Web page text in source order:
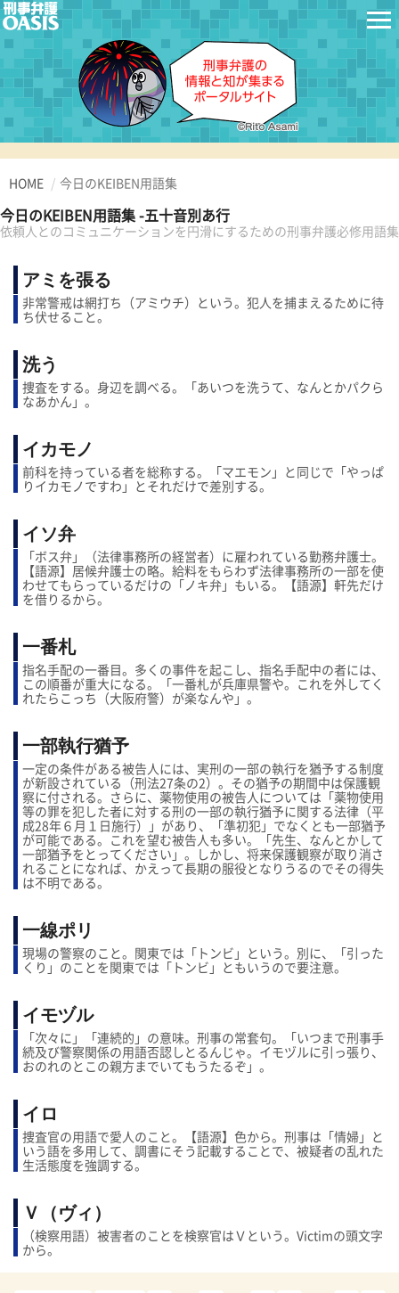
HOME 今日のKEIBEN用語集
今日のKEIBEN用語集 -五十音別あ行
依頼人とのコミュニケーションを円滑にするための刑事弁護必修用語集
アミを張る
非常警戒は網打ち（アミウチ）という。犯人を捕まえるために待
ち伏せること。
洗う
捜査をする。身辺を調べる。「あいつを洗うて、なんとかパクら
なあかん」。
イカモノ
前科を持っている者を総称する。「マエモン」と同じで「やっぱ
りイカモノですわ」とそれだけで差別する。
イソ弁
「ボス弁」（法律事務所の経営者）に雇われている勤務弁護士。
【語源】居候弁護士の略。給料をもらわず法律事務所の一部を使
わせてもらっているだけの「ノキ弁」もいる。【語源】軒先だけ
を借りるから。
一番札
指名手配の一番目。多くの事件を起こし、指名手配中の者には、
この順番が重大になる。「一番札が兵庫県警や。これを外してく
れたらこっち（大阪府警）が楽なんや」。
一部執行猶予
一定の条件がある被告人には、実刑の一部の執行を猶予する制度
が新設されている（刑法27条の2）。その猶予の期間中は保護観
察に付される。さらに、薬物使用の被告人については「薬物使用
等の罪を犯した者に対する刑の一部の執行猶予に関する法律（平
成28年６月１日施行）」があり、「準初犯」でなくとも一部猶予
が可能である。これを望む被告人も多い。「先生、なんとかして
一部猶予をとってください」。しかし、将来保護観察が取り消さ
れることになれば、かえって長期の服役となりうるのでその得失
は不明である。
一線ポリ
現場の警察のこと。関東では「トンビ」という。別に、「引った
くり」のことを関東では「トンビ」ともいうので要注意。
イモヅル
「次々に」「連続的」の意味。刑事の常套句。「いつまで刑事手
続及び警察関係の用語否認しとるんじゃ。イモヅルに引っ張り、
おのれのとこの親方までいてもうたるぞ」。
イロ
捜査官の用語で愛人のこと。【語源】色から。刑事は「情婦」と
いう語を多用して、調書にそう記載することで、被疑者の乱れた
生活態度を強調する。
Ｖ（ヴィ）
（検察用語）被害者のことを検察官はＶという。Victimの頭文字
から。